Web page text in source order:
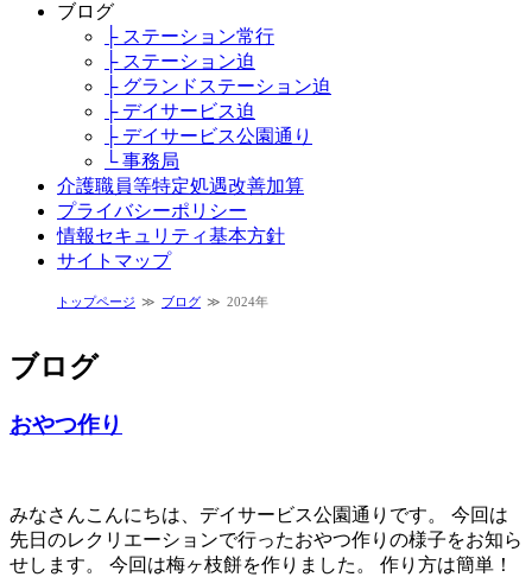
ブログ
├ ステーション常行
├ ステーション迫
├ グランドステーション迫
├ デイサービス迫
├ デイサービス公園通り
└ 事務局
介護職員等特定処遇改善加算
プライバシーポリシー
情報セキュリティ基本方針
サイトマップ
トップページ ブログ 2024年
ブログ
おやつ作り
みなさんこんにちは、デイサービス公園通りです。 今回は
先日のレクリエーションで行ったおやつ作りの様子をお知ら
せします。 今回は梅ヶ枝餅を作りました。 作り方は簡単！